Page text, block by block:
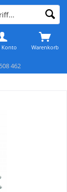
462
Warenkorb
Konto